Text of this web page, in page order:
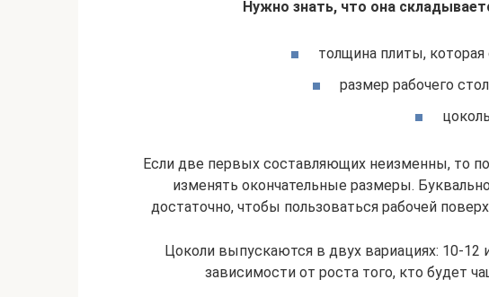
Нужно знать, что она
толщина плиты,
размер рабочего
Если две первых составляющих неизменны, то
изменять окончательные размеры.
достаточно, чтобы пользоваться рабочей
Цоколи выпускаются в двух вариациях: 10-
зависимости от роста того, кто будет